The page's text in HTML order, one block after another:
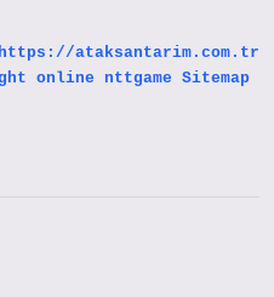
https://ataksantarim.com.tr
online nttgame Sitemap